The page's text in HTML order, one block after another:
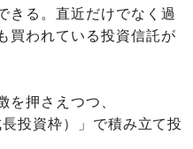
きる。直近だけでなく過
買われている投資信託が
押さえつつ、
投資枠）」で積み立て投